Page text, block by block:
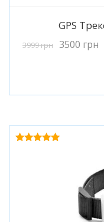
GPS
3999грн 3500 грн